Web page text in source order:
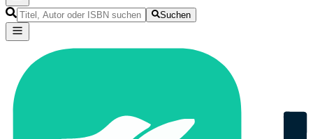
Suchen